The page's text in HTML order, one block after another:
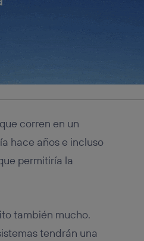
corren en un
hace años e incluso
permitiría la
también mucho.
tendrán una